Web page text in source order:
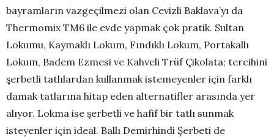
bayramların vazgeçilmezi olan Cevizli Baklava’yı da
Thermomix TM6 ile evde yapmak çok pratik. Sultan
Lokumu, Kaymaklı Lokum, Fındıklı Lokum, Portakallı
Lokum, Badem Ezmesi ve Kahveli Trüf Çikolata; tercihini
şerbetli tatlılardan kullanmak istemeyenler için farklı
damak tatlarına hitap eden alternatifler arasında yer
alıyor. Lokma ise şerbetli ve hafif bir tatlı sunmak
isteyenler için ideal. Ballı Demirhindi Şerbeti de